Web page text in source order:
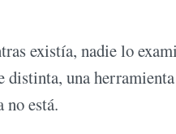
existía, nadie lo
una
no está.